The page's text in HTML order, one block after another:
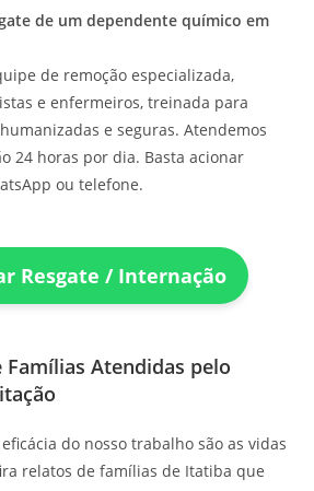
de um dependente químico em
de remoção especializada,
e enfermeiros, treinada para
e seguras. Atendemos
24 horas por dia. Basta acionar
ou telefone.
Resgate / Internação
Atendidas pelo
do nosso trabalho são as vidas
relatos de famílias de Itatiba que